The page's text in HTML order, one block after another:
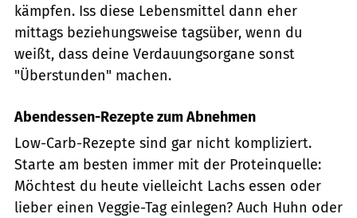
kämpfen. Iss diese Lebensmittel dann eher
mittags beziehungsweise tagsüber, wenn du
weißt, dass deine Verdauungsorgane sonst
"Überstunden" machen.
Abendessen-Rezepte zum Abnehmen
Low-Carb-Rezepte sind gar nicht kompliziert.
Starte am besten immer mit der Proteinquelle:
Möchtest du heute vielleicht Lachs essen oder
lieber einen Veggie-Tag einlegen? Auch Huhn oder